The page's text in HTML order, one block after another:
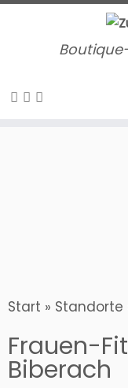
Zum
Start » Standorte
Frauen-
Biberach